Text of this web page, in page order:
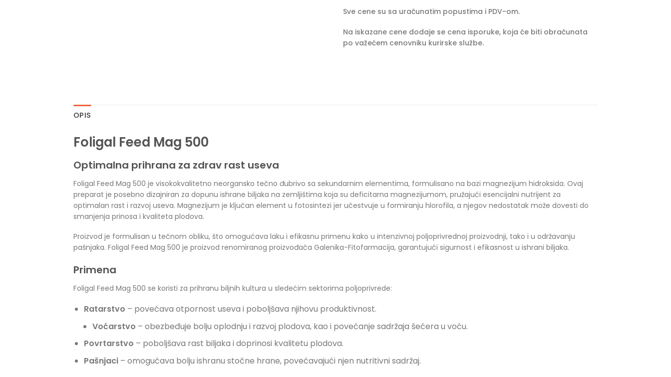
Sve cene su sa uračunatim popustima i PDV-om.
Na iskazane cene dodaje se cena isporuke, koja će biti obračunata
po važećem cenovniku kurirske službe.
OPIS
Foligal Feed Mag 500
Optimalna prihrana za zdrav rast useva
Foligal Feed Mag 500 je visokokvalitetno neorgansko tečno đubrivo sa sekundarnim elementima, formulisano na bazi magnezijum hidroksida. Ovaj
preparat je posebno dizajniran za dopunu ishrane biljaka na zemljištima koja su deficitarna magnezijumom, pružajući esencijalni nutrijent za
optimalan rast i razvoj useva. Magnezijum je ključan element u fotosintezi jer učestvuje u formiranju hlorofila, a njegov nedostatak može dovesti do
smanjenja prinosa i kvaliteta plodova.
Proizvod je formulisan u tečnom obliku, što omogućava laku i efikasnu primenu kako u intenzivnoj poljoprivrednoj proizvodnji, tako i u održavanju
pašnjaka. Foligal Feed Mag 500 je proizvod renomiranog proizvođača Galenika-Fitofarmacija, garantujući sigurnost i efikasnost u ishrani biljaka.
Primena
Foligal Feed Mag 500 se koristi za prihranu biljnih kultura u sledećim sektorima poljoprivrede:
Ratarstvo – povećava otpornost useva i poboljšava njihovu produktivnost.
Voćarstvo – obezbeđuje bolju oplodnju i razvoj plodova, kao i povećanje sadržaja šećera u voću.
Povrtarstvo – poboljšava rast biljaka i doprinosi kvalitetu plodova.
Pašnjaci– omogućava bolju ishranu stočne hrane, povećavajući njen nutritivni sadržaj.